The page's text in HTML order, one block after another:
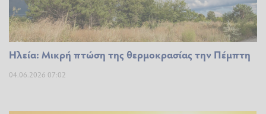
Ηλεία: Μικρή πτώση της θερμοκρασίας την Πέμπτη
04.06.2026 07:02